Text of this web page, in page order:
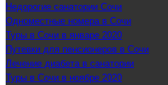
Недорогие санатории Сочи
Одноместные номера в Сочи
Туры в Сочи в январе 2020
Путевки для пенсионеров в Сочи
Лечение диабета в санатории
Туры в Сочи в ноябре 2020